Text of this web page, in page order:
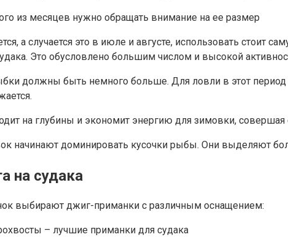
из месяцев нужно обращать внимание на ее размер
а случается это в июле и августе, использовать
Это обусловлено большим числом и высокой
должны быть немного больше. Для ловли в этот
на глубины и экономит энергию для зимовки,
начинают доминировать кусочки рыбы. Они выделяют
на судака
выбирают джиг-приманки с различным оснащением:
– лучшие приманки для судака